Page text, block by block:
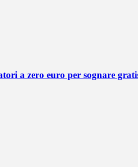
a zero euro per sognare